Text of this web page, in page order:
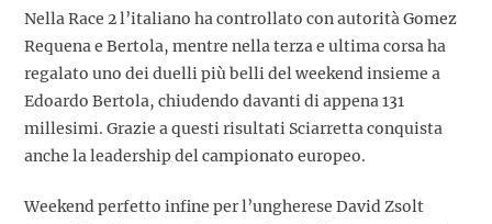
Nella Race 2 l’italiano ha controllato con autorità Gomez
Requena e Bertola, mentre nella terza e ultima corsa ha
regalato uno dei duelli più belli del weekend insieme a
Edoardo Bertola, chiudendo davanti di appena 131
millesimi. Grazie a questi risultati Sciarretta conquista
anche la leadership del campionato europeo.
Weekend perfetto infine per l’ungherese David Zsolt